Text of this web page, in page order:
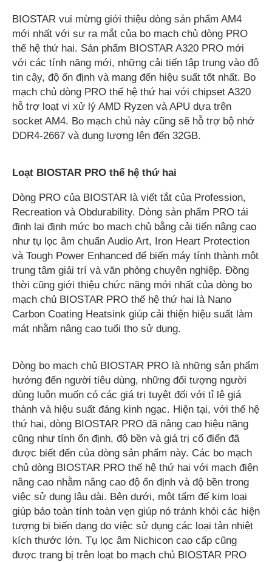
BIOSTAR vui mừng giới thiệu dòng sản phẩm AM4
mới nhất với sư ra mắt của bo mạch chủ dòng PRO
thế hệ thứ hai. Sản phẩm BIOSTAR A320 PRO mới
với các tính năng mới, những cải tiến tập trung vào độ
tin cậy, độ ổn định và mang đến hiệu suất tốt nhất. Bo
mạch chủ dòng PRO thế hệ thứ hai với chipset A320
hỗ trợ loạt vi xử lý AMD Ryzen và APU dựa trên
socket AM4. Bo mạch chủ này cũng sẽ hỗ trợ bộ nhớ
DDR4-2667 và dung lượng lên đến 32GB.
Loạt BIOSTAR PRO thế hệ thứ hai
Dòng PRO của BIOSTAR là viết tắt của Profession,
Recreation và Obdurability. Dòng sản phẩm PRO tái
định lại định mức bo mạch chủ bằng cải tiến nâng cao
như tụ lọc âm chuẩn Audio Art, Iron Heart Protection
và Tough Power Enhanced để biến máy tính thành một
trung tâm giải trí và văn phòng chuyên nghiệp. Đồng
thời cũng giới thiệu chức năng mới nhất của dòng bo
mạch chủ BIOSTAR PRO thế hệ thứ hai là Nano
Carbon Coating Heatsink giúp cải thiện hiệu suất làm
mát nhằm nâng cao tuổi thọ sử dụng.
Dòng bo mạch chủ BIOSTAR PRO là những sản phẩm
hướng đến người tiêu dùng, những đối tượng người
dùng luôn muốn có các giá trị tuyệt đối với tỉ lệ giá
thành và hiệu suất đáng kinh ngạc. Hiện tại, với thế hệ
thứ hai, dòng BIOSTAR PRO đã nâng cao hiệu năng
cũng như tính ổn định, độ bền và giá trị cổ điển đã
được biết đến của dòng sản phẩm này. Các bo mạch
chủ dòng BIOSTAR PRO thế hệ thứ hai với mạch điện
nâng cao nhằm nâng cao độ ổn định và độ bền trong
việc sử dụng lâu dài. Bên dưới, một tấm đế kim loại
giúp bảo toàn tính toàn vẹn giúp nó tránh khỏi các hiện
tượng bị biến dạng do việc sử dụng các loại tản nhiệt
kích thước lớn. Tụ lọc âm Nichicon cao cấp cũng
được trang bị trên loạt bo mạch chủ BIOSTAR PRO